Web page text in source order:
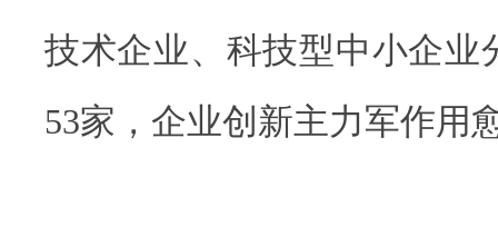
技术企业、科技型中小企业
53家，企业创新主力军作用